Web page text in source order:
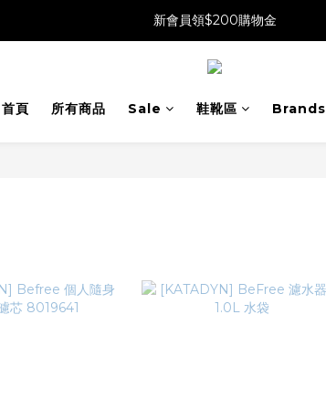
新會員領$200購物金
首頁 所有商品 Sale 鞋靴區 Brands